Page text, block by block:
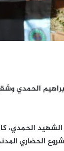
الـ44 لاستشهاد الرئيس
الحمدي،
الحضاري